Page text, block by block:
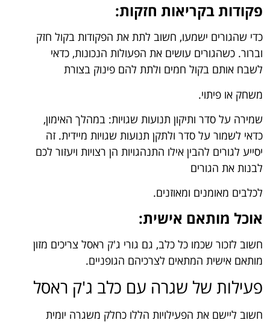
פקודות בקריאות חזקות:
כדי שהגורים ישמעו, חשוב לתת את הפקודות בקול חזק
וברור. כשהגורים עושים את הפעולות הנכונות, כדאי
לשבח אותם בקול חמים ולתת להם פינוק בצורת
משחק או פיתוי.
שמירה על סדר ותיקון תנועות שגויות: במהלך האימון,
כדאי לשמור על סדר ולתקן תנועות שגויות מיידית. זה
יסייע לגורים להבין אילו התנהגויות הן רצויות ויעזור לכם
לבנות את הגורים
לכלבים מאומנים ומאוזנים.
אוכל מותאם אישית:
חשוב לזכור שכמו כל כלב, גם גורי ג'ק ראסל צריכים מזון
מותאם אישית המתאים לצרכיהם הגופניים.
פעילות של שגרה עם כלב ג'ק ראסל
חשוב ליישם את הפעילויות הללו כחלק משגרה יומית